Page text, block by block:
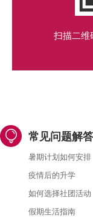
扫描二维
常见问题解答
暑期计划如何安排
疫情后的升学
如何选择社团活动
假期生活指南